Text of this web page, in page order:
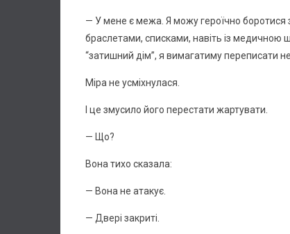
— У мене є межа. Я можу героїчно
браслетами, списками, навіть із
“затишний дім”, я вимагатиму переписати
Міра не усміхнулася.
І це змусило його перестати жартувати.
— Що?
Вона тихо сказала:
— Вона не атакує.
— Двері закриті.